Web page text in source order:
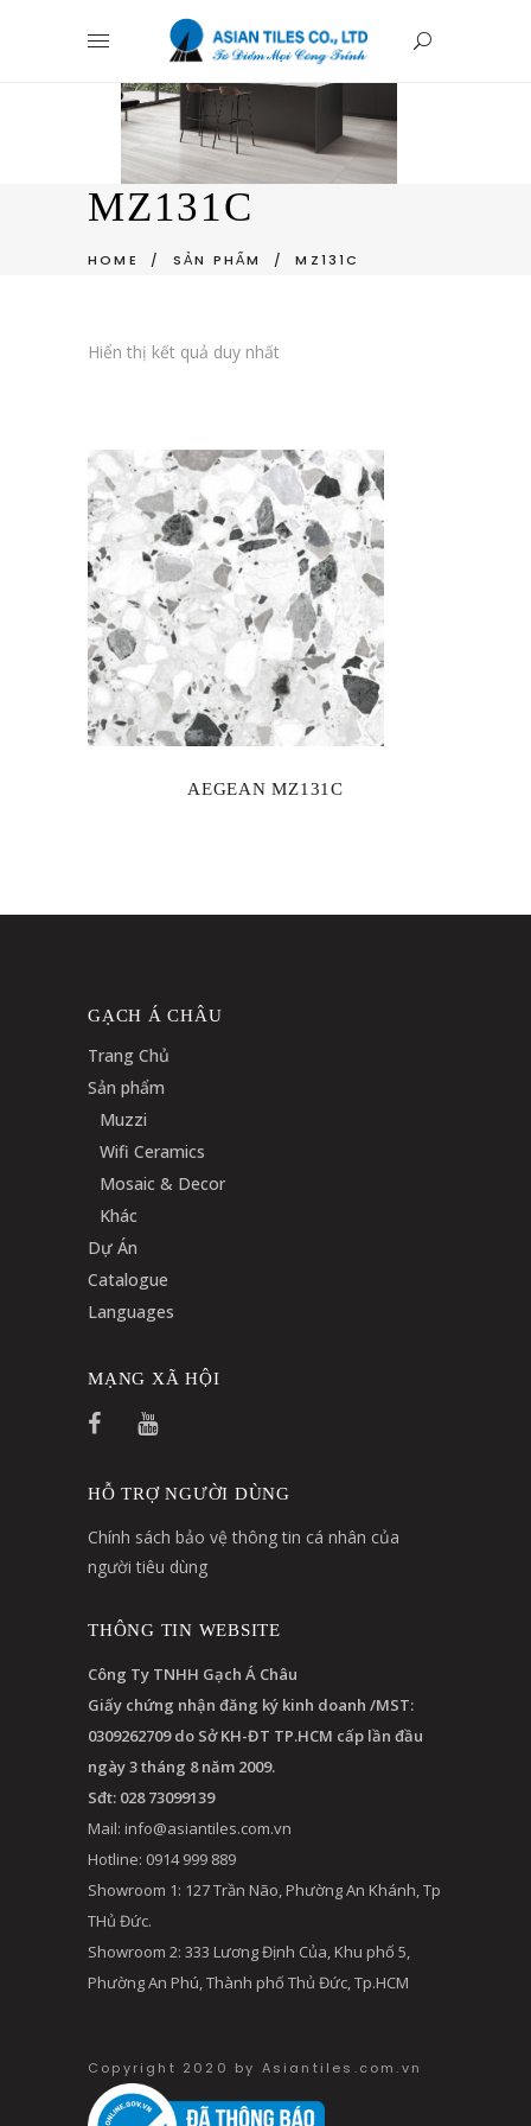
MZ131C
HOME / SẢN PHẨM /MZ131C
Hiển thị kết quả duy nhất
AEGEAN MZ131C
GẠCH Á CHÂU
Trang Chủ
Sản phẩm
Muzzi
Wifi Ceramics
Mosaic & Decor
Khác
Dự Án
Catalogue
Languages
MẠNG XÃ HỘI
HỖ TRỢ NGƯỜI DÙNG
Chính sách bảo vệ thông tin cá nhân của
người tiêu dùng
THÔNG TIN WEBSITE
Công Ty TNHH Gạch Á Châu
Giấy chứng nhận đăng ký kinh doanh /MST:
0309262709 do Sở KH-ĐT TP.HCM cấp lần đầu
ngày 3 tháng 8 năm 2009.
Sđt: 028 73099139
Mail: info@asiantiles.com.vn
Hotline: 0914 999 889
Showroom 1: 127 Trần Não, Phường An Khánh, Tp
THủ Đức.
Showroom 2: 333 Lương Định Của, Khu phố 5,
Phường An Phú, Thành phố Thủ Đức, Tp.HCM
Copyright 2020 by Asiantiles.com.vn